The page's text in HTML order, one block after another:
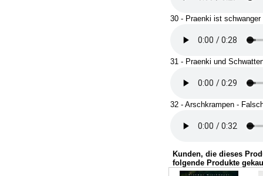
30 - Praenki ist schwanger
31 - Praenki und
32 - Arschkrampen -
Kunden, die dieses
folgende Produkte